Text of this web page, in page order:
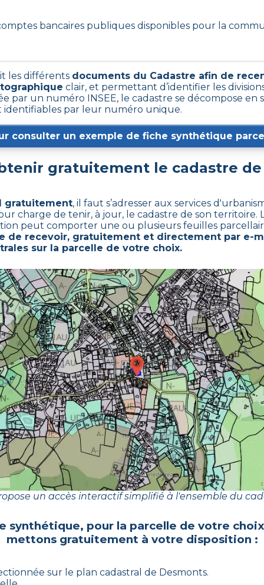
bancaires publiques disponibles pour la
les différents documents du Cadastre afin de
clair, et permettant d’identifier les
par un numéro INSEE, le cadastre se décompose en
identifiables par leur numéro unique.
consulter un exemple de fiche synthétique
gratuitement le cadastre
gratuitement, il faut s’adresser aux services
charge de tenir, à jour, le cadastre de son territoire.
peut comporter une ou plusieurs feuilles
de recevoir, gratuitement et directement par e-
sur la parcelle de votre choix.
un accès interactif simplifié à l'ensemble du
synthétique, pour la parcelle de votre
mettons gratuitement à votre disposition :
sur le plan cadastral de Desmonts.